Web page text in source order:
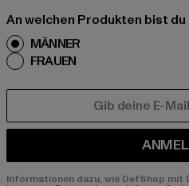
An welchen Produkten bist
MÄNNER
FRAUEN
Informationen dazu, wie DefShop mit